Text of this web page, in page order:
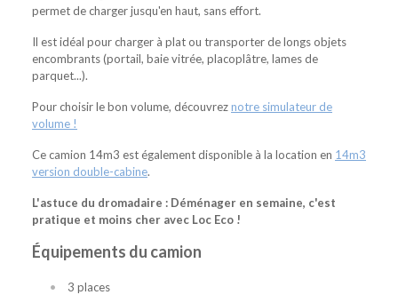
permet de charger jusqu'en haut, sans effort.
Il est idéal pour charger à plat ou transporter de longs objets
encombrants (portail, baie vitrée, placoplâtre, lames de
parquet...).
Pour choisir le bon volume, découvreznotre simulateur de
volume !
Ce camion 14m3 est également disponible à la location en 14m3
version double-cabine.
L'astuce du dromadaire : Déménager en semaine, c'est
pratique et moins cher avec Loc Eco !
Équipements du camion
3 places